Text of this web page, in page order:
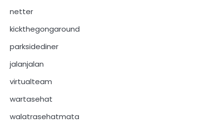
netter
kickthegongaround
parksidediner
jalanjalan
virtualteam
wartasehat
walatrasehatmata